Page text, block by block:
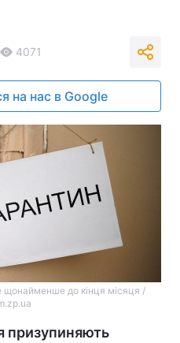
4071
на нас в Google
щонайменше до кінця місяця /
призупиняють